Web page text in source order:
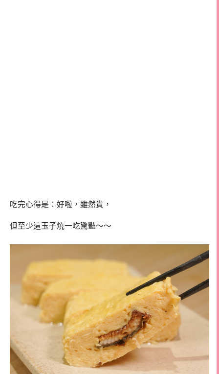
吃完心得是：好啦，雖然貴，
但至少這玉子燒一吃驚豔～～